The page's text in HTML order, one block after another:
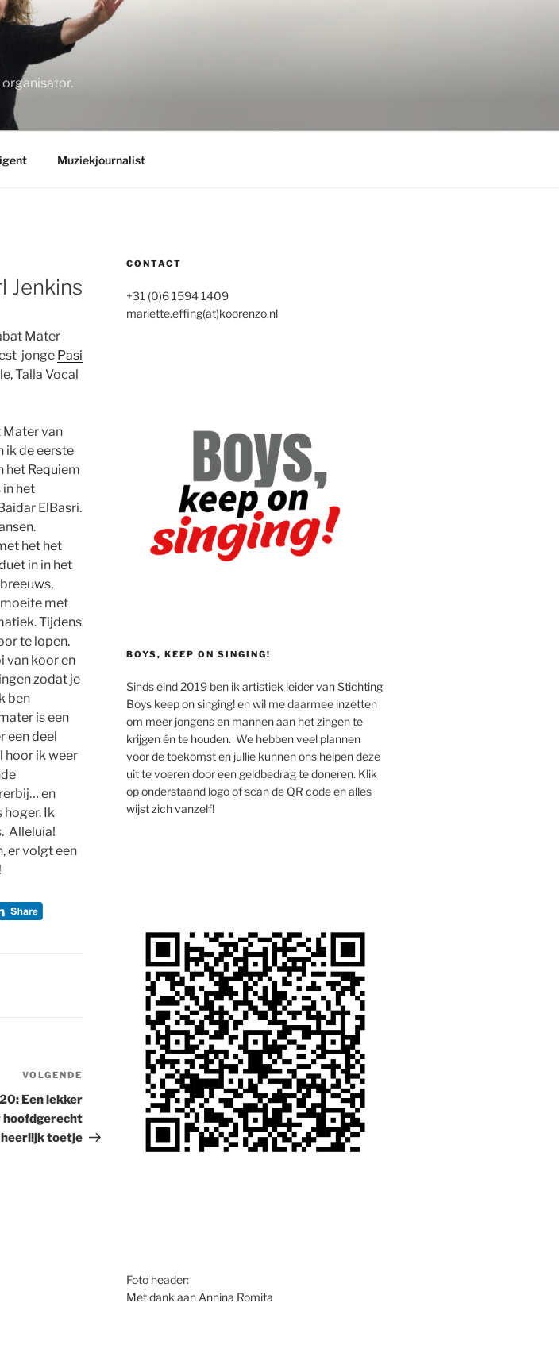
Muziekjournalist
Jenkins
Mater
jonge Pasi
Talla Vocal
Mater van
ik de eerste
het Requiem
in het
ElBasri.
het het
in in het
moeite met
Tijdens
te lopen.
van koor en
zodat je
ben
is een
een deel
hoor ik weer
en
hoger. Ik
Alleluia!
er volgt een
bericht
VOLGENDE
Een lekker
hoofdgerecht
heerlijk toetje
CONTACT
+31 (0)6 1594 1409
mariette.effing(at)koorenzo.nl
BOYS, KEEP ON SINGING!
Sinds eind 2019 ben ik artistiek leider van Stichting
Boys keep on singing! en wil me daarmee inzetten
om meer jongens en mannen aan het zingen te
krijgen én te houden. We hebben veel plannen
voor de toekomst en jullie kunnen ons helpen deze
uit te voeren door een geldbedrag te doneren. Klik
op onderstaand logo of scan de QR code en alles
wijst zich vanzelf!
Foto header:
Met dank aan Annina Romita